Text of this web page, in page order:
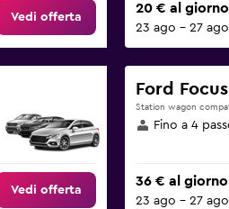
Vedi offerta
20 € al giorno
23 ago - 27 ago
Vedi offerta
Ford
Station wagon
Fino a 4
36 € al giorno
23 ago - 27 ago